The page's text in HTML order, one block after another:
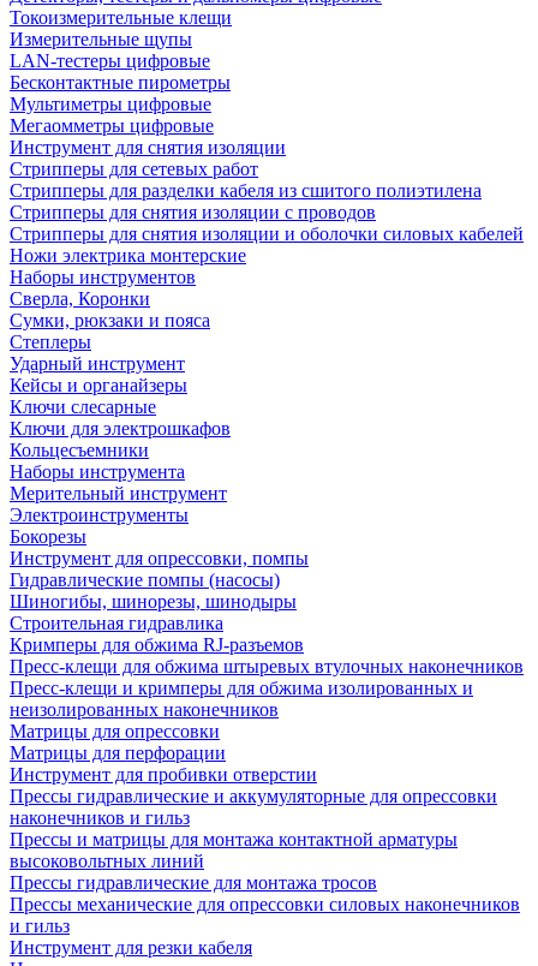
Токоизмерительные клещи
Измерительные щупы
LAN-тестеры цифровые
Бесконтактные пирометры
Мультиметры цифровые
Мегаомметры цифровые
Инструмент для снятия изоляции
Стрипперы для сетевых работ
Стрипперы для разделки кабеля из сшитого полиэтилена
Cтрипперы для снятия изоляции с проводов
Стрипперы для снятия изоляции и оболочки силовых кабелей
Ножи электрика монтерские
Наборы инструментов
Сверла, Коронки
Сумки, рюкзаки и пояса
Степлеры
Ударный инструмент
Кейсы и органайзеры
Ключи слесарные
Ключи для электрошкафов
Кольцесъемники
Наборы инструмента
Мерительный инструмент
Электроинструменты
Бокорезы
Инструмент для опрессовки, помпы
Гидравлические помпы (насосы)
Шиногибы, шинорезы, шинодыры
Строительная гидравлика
Кримперы для обжима RJ-разъемов
Пресс-клещи для обжима штыревых втулочных наконечников
Пресс-клещи и кримперы для обжима изолированных и
неизолированных наконечников
Матрицы для опрессовки
Матрицы для перфорации
Инструмент для пробивки отверстии
Прессы гидравлические и аккумуляторные для опрессовки
наконечников и гильз
Прессы и матрицы для монтажа контактной арматуры
высоковольтных линий
Прессы гидравлические для монтажа тросов
Прессы механические для опрессовки силовых наконечников
и гильз
Инструмент для резки кабеля